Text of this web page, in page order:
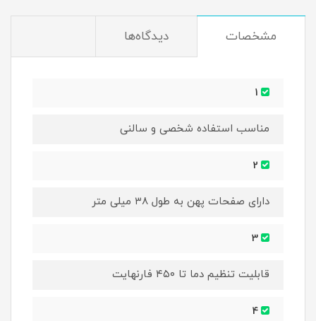
مشخصات دیدگاه‌ها
مناسب استفاده شخصی و سالنی
دارای صفحات پهن به طول ۳۸ میلی متر
قابلیت تنظیم دما تا ۴۵۰ فارنهایت